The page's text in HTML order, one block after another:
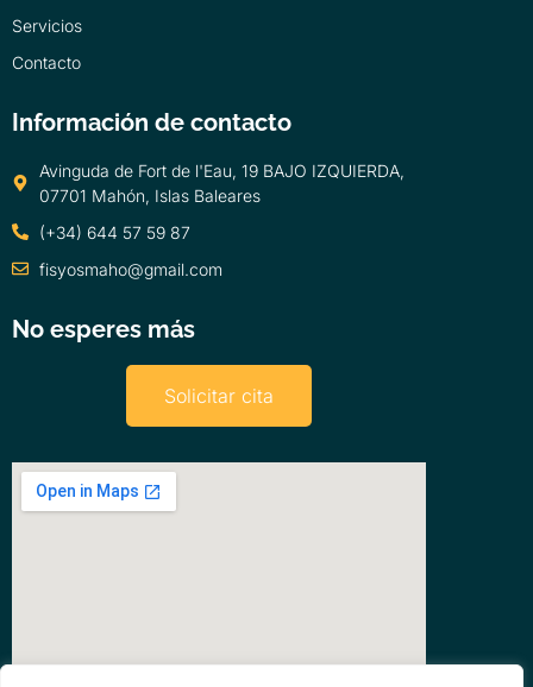
Servicios
Contacto
Información de contacto
Avinguda de Fort de l'Eau, 19 BAJO IZQUIERDA,
07701 Mahón, Islas Baleares
(+34) 644 57 59 87
fisyosmaho@gmail.com
No esperes más
Solicitar cita